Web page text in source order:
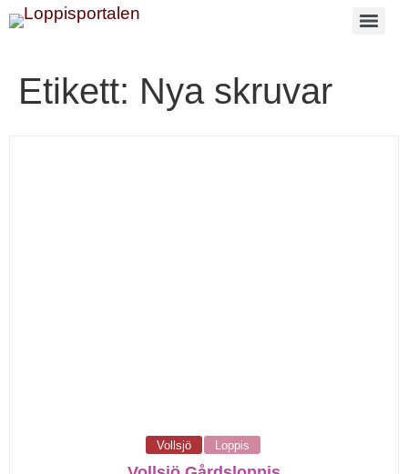
Etikett: Nya skruvar
Vollsjö Loppis